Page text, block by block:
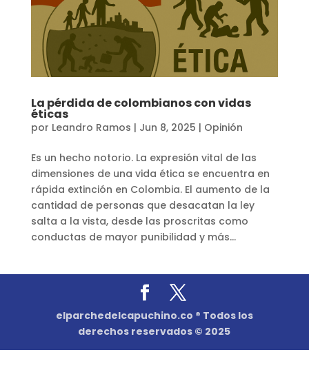
La pérdida de colombianos con vidas
éticas
por Leandro Ramos | Jun 8, 2025 | Opinión
Es un hecho notorio. La expresión vital de las
dimensiones de una vida ética se encuentra en
rápida extinción en Colombia. El aumento de la
cantidad de personas que desacatan la ley
salta a la vista, desde las proscritas como
conductas de mayor punibilidad y más...
elparchedelcapuchino.co ® Todos los
derechos reservados © 2025